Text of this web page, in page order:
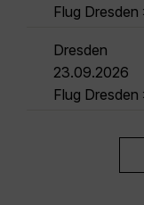
Flug
Dresden
23.09.2026
Flug